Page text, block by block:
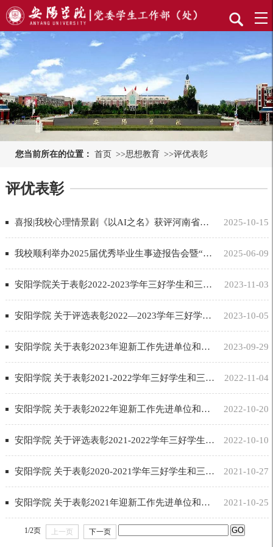
您当前所在的位置： 首页 >>思想教育 >>评优表彰
评优表彰
2025-10-15
喜报|我校心理情景剧《以AI之名》获评河南省高校心理情景剧“特色”作品奖
2025-06-09
我校顺利举办2025届优秀毕业生事迹报告会暨“榜样的力量”思政课活动
2023-11-03
安阳学院关于表彰2022-2023学年三好学生和三好学生标兵的决定
2023-10-05
安阳学院 关于评选表彰2022—2023学年三好学生和三好学生标兵的通知
2023-09-29
安阳学院 关于表彰2023年迎新工作先进单位和个人的决定
2022-11-04
安阳学院 关于表彰2021-2022学年三好学生和三好学生标兵的决定
2022-10-20
安阳学院 关于表彰2022年迎新工作先进单位和个人的决定
2022-10-10
安阳学院 关于评选表彰2021-2022学年三好学生和三好学生标兵的通知
2021-10-27
安阳学院 关于表彰2020-2021学年三好学生和三好学生标兵的决定
2021-10-25
安阳学院 关于表彰2021年迎新工作先进单位和个人的决定
1/2页 上一页 下一页 GO